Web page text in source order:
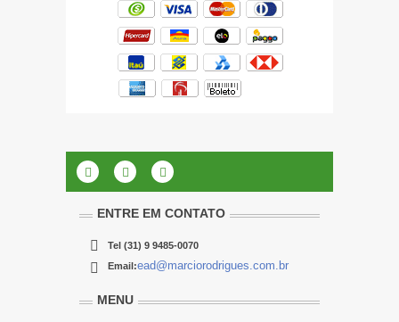
ENTRE EM CONTATO
Tel (31) 9 9485-0070
Email:ead@marciorodrigues.com.br
MENU